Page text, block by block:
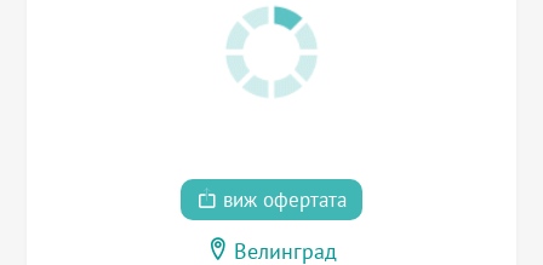
виж офертата
Велинград